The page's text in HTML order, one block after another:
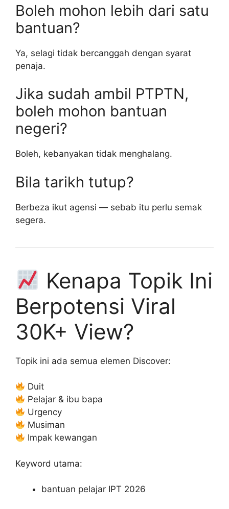
Boleh mohon lebih dari satu
bantuan?
Ya, selagi tidak bercanggah dengan syarat
penaja.
Jika sudah ambil PTPTN,
boleh mohon bantuan
negeri?
Boleh, kebanyakan tidak menghalang.
Bila tarikh tutup?
Berbeza ikut agensi — sebab itu perlu semak
segera.
Kenapa Topik Ini
Berpotensi Viral
30K+ View?
Topik ini ada semua elemen Discover:
Duit
Pelajar & ibu bapa
Urgency
Musiman
Impak kewangan
Keyword utama:
bantuan pelajar IPT 2026